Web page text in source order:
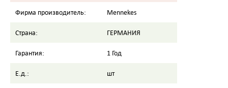
Фирма производитель: Mennekes
Страна: ГЕРМАНИЯ
Гарантия: 1 Год
Е.д.: шт